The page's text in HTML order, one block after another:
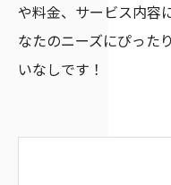
や料金、サービス内容
なたのニーズにぴった
いなしです！